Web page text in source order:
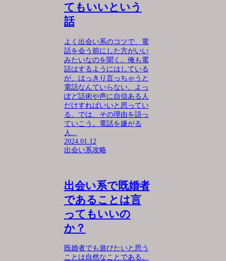
てもいいという
話
よく出会い系のコツで、電
話を会う前にした方がいい
みたいなのを聞く。俺も電
話はするようにはしている
が、はっきり言っちゃうと
電話なんていらない。よっ
ぽど話術や声に自信ある人
だけすればいいと思ってい
る。では、その理由を語っ
ていこう。電話を嫌がる
人...
2024.01.12
出会い系攻略
出会い系で既婚者
であることは言
ってもいいの
か？
既婚者でも遊びたいと思う
ことは自然なことである。